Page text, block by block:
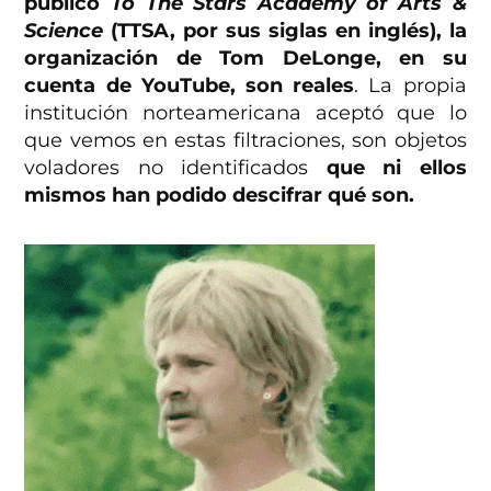
Science (TTSA, por sus siglas en inglés), la
organización de Tom DeLonge, en su
cuenta de YouTube, son reales. La propia
institución norteamericana aceptó que lo
que vemos en estas filtraciones, son objetos
voladores no identificados que ni ellos
mismos han podido descifrar qué son.